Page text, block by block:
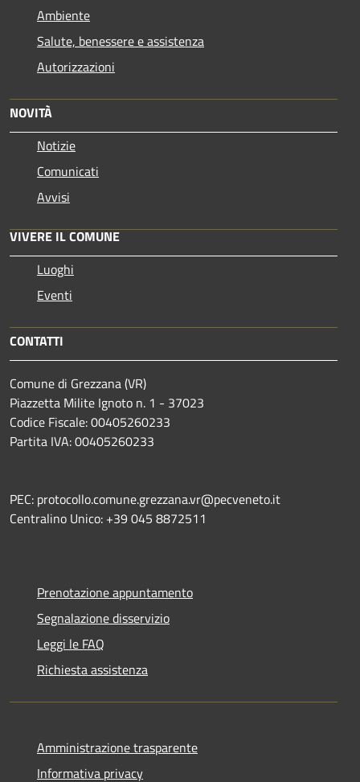
Ambiente
Salute, benessere e assistenza
Autorizzazioni
NOVITÀ
Notizie
Comunicati
Avvisi
VIVERE IL COMUNE
Luoghi
Eventi
CONTATTI
Comune di Grezzana (VR)
Piazzetta Milite Ignoto n. 1 - 37023
Codice Fiscale: 00405260233
Partita IVA: 00405260233
PEC: protocollo.comune.grezzana.vr@pecveneto.it
Centralino Unico: +39 045 8872511
Prenotazione appuntamento
Segnalazione disservizio
Leggi le FAQ
Richiesta assistenza
Amministrazione trasparente
Informativa privacy